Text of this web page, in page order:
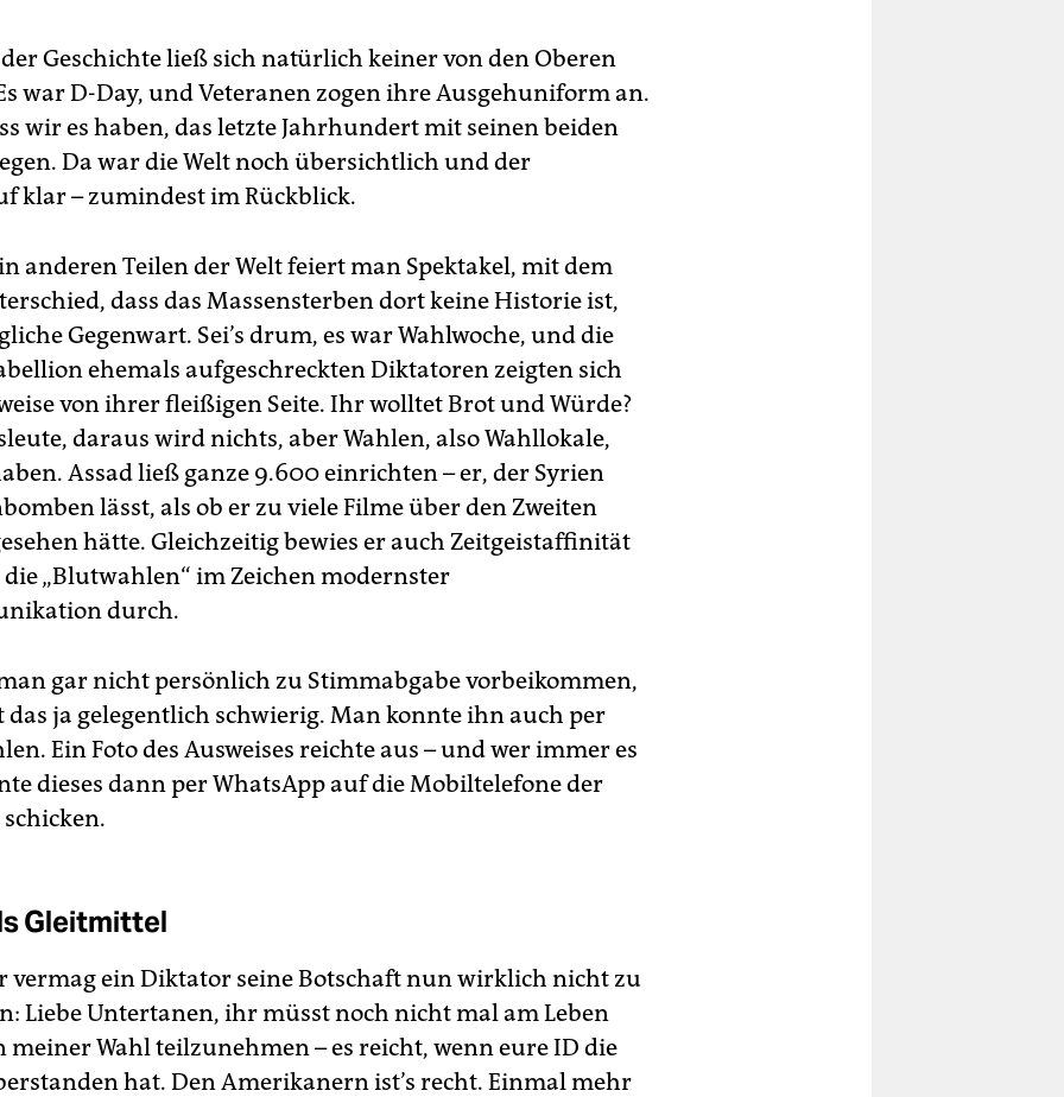
Geschichte ließ sich natürlich keiner von den Oberen
war D-Day, und Veteranen zogen ihre Ausgehuniform an.
wir es haben, das letzte Jahrhundert mit seinen beiden
Da war die Welt noch übersichtlich und der
klar – zumindest im Rückblick.
anderen Teilen der Welt feiert man Spektakel, mit dem
dass das Massensterben dort keine Historie ist,
Gegenwart. Sei’s drum, es war Wahlwoche, und die
ehemals aufgeschreckten Diktatoren zeigten sich
von ihrer fleißigen Seite. Ihr wolltet Brot und Würde?
daraus wird nichts, aber Wahlen, also Wahllokale,
Assad ließ ganze 9.600 einrichten – er, der Syrien
lässt, als ob er zu viele Filme über den Zweiten
hätte. Gleichzeitig bewies er auch Zeitgeistaffinität
„Blutwahlen“ im Zeichen modernster
durch.
gar nicht persönlich zu Stimmabgabe vorbeikommen,
das ja gelegentlich schwierig. Man konnte ihn auch per
Ein Foto des Ausweises reichte aus – und wer immer es
dieses dann per WhatsApp auf die Mobiltelefone der
Gleitmittel
vermag ein Diktator seine Botschaft nun wirklich nicht zu
Liebe Untertanen, ihr müsst noch nicht mal am Leben
meiner Wahl teilzunehmen – es reicht, wenn eure ID die
hat. Den Amerikanern ist’s recht. Einmal mehr